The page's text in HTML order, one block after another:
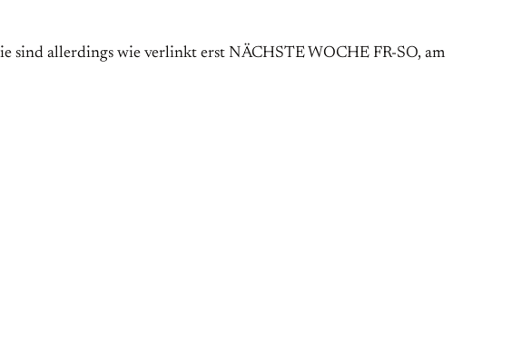
sind allerdings wie verlinkt erst NÄCHSTE WOCHE FR-SO, am